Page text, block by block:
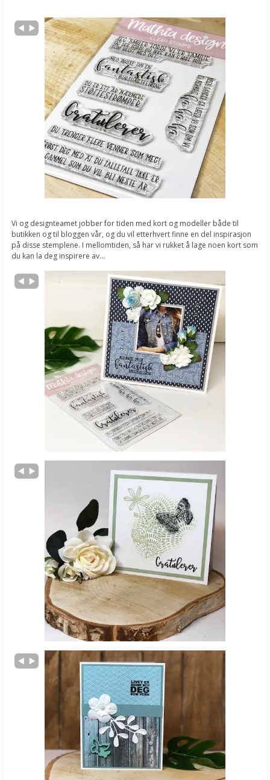
Vi og designteamet jobber for tiden med kort og modeller både til
butikken og til bloggen vår, og du vil etterhvert finne en del inspirasjon
på disse stemplene. I mellomtiden, så har vi rukket å lage noen kort som
du kan la deg inspirere av...